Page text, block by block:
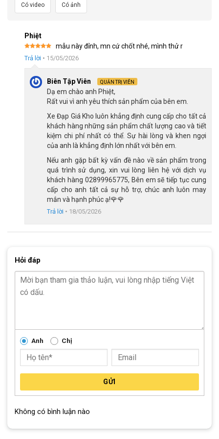
nhôm đúc nguyên khối, tạo nên vẻ thể thao mạnh mẽ và sự bắt
Thiết kế tỉ mỉ và trau chuốt đến từng chi tiết nhỏ, khung xe trở
nên tinh tế hơn với bố trí dây âm sườn siêu gọn. Lớp sơn lì tĩnh
điện bảo vệ vỏ ngoài khỏi trầy xước, ô-xi hóa và xỉn màu, giữ
cho xe luôn mới và bền bỉ qua thời gian.
Khung sườn hợp kim Magie – Aluminium đúc nguyên khối
chọn an toàn cho các bé. Với cụm phanh đĩa nhẹ và nhạy, hệ
thống phanh đảm bảo hiệu suất hãm cao và chính xác, ngăn
chặn đảo bánh khi dừng gấp. Điều này giúp các bé nhanh chóng
Có video Có ảnh
Phiệt
Được xếp
hạng5 5
mẫu này đỉnh, mn cứ chốt nhé, mình thử r
Trả lời • 15/05/2026
Biên Tập Viên QUẢN TRỊ VIÊN
Dạ em chào anh Phiệt,
Rất vui vì anh yêu thích sản phẩm của bên em.
Xe Đạp Giá Kho luôn khẳng định cung cấp cho tất cả
khách hàng những sản phẩm chất lượng cao và tiết
kiệm chi phí nhất có thể. Sự hài lòng và khen ngợi
của anh là khẳng định lớn nhất với bên em.
Nếu anh gặp bất kỳ vấn đề nào về sản phẩm trong
quá trình sử dụng, xin vui lòng liên hệ với dịch vụ
khách hàng 02899965775, Bên em sẽ tiếp tục cung
cấp cho anh tất cả sự hỗ trợ, chúc anh luôn may
mắn và hạnh phúc ạ!🌹🌹
Trả lời • 18/05/2026
Hỏi đáp
Anh Chị
GỬI
Không có bình luận nào